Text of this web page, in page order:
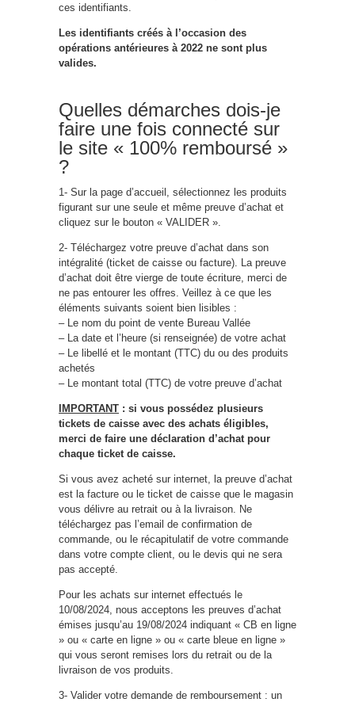
ces identifiants.
Les identifiants créés à l’occasion des
opérations antérieures à 2022 ne sont plus
valides.
Quelles démarches dois-je
faire une fois connecté sur
le site « 100% remboursé »
?
1- Sur la page d’accueil, sélectionnez les produits
figurant sur une seule et même preuve d’achat et
cliquez sur le bouton « VALIDER ».
2- Téléchargez votre preuve d’achat dans son
intégralité (ticket de caisse ou facture). La preuve
d’achat doit être vierge de toute écriture, merci de
ne pas entourer les offres. Veillez à ce que les
éléments suivants soient bien lisibles :
– Le nom du point de vente Bureau Vallée
– La date et l’heure (si renseignée) de votre achat
– Le libellé et le montant (TTC) du ou des produits
achetés
– Le montant total (TTC) de votre preuve d’achat
IMPORTANT : si vous possédez plusieurs
tickets de caisse avec des achats éligibles,
merci de faire une déclaration d’achat pour
chaque ticket de caisse.
Si vous avez acheté sur internet, la preuve d’achat
est la facture ou le ticket de caisse que le magasin
vous délivre au retrait ou à la livraison. Ne
téléchargez pas l’email de confirmation de
commande, ou le récapitulatif de votre commande
dans votre compte client, ou le devis qui ne sera
pas accepté.
Pour les achats sur internet effectués le
10/08/2024, nous acceptons les preuves d’achat
émises jusqu’au 19/08/2024 indiquant « CB en ligne
» ou « carte en ligne » ou « carte bleue en ligne »
qui vous seront remises lors du retrait ou de la
livraison de vos produits.
3- Valider votre demande de remboursement : un